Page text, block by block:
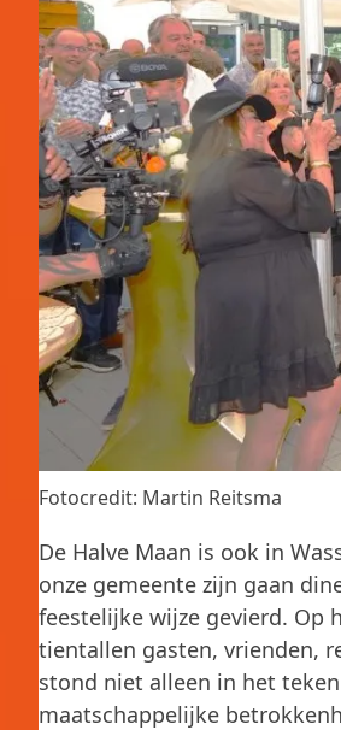
Fotocredit: Martin Reitsma
De Halve Maan is ook in
onze gemeente zijn gaan
feestelijke wijze gevierd. Op
tientallen gasten, vrienden,
stond niet alleen in het
maatschappelijke